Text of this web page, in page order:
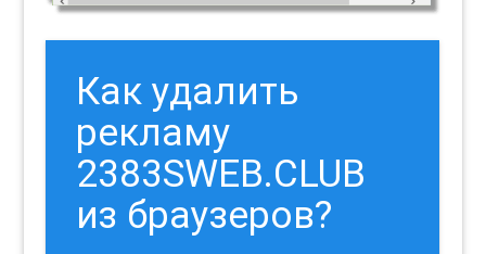
Как удалить
рекламу
2383SWEB.CLUB
из браузеров?